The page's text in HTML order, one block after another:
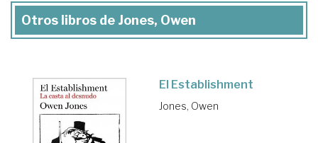
Otros libros de Jones, Owen
El Establishment
Jones, Owen